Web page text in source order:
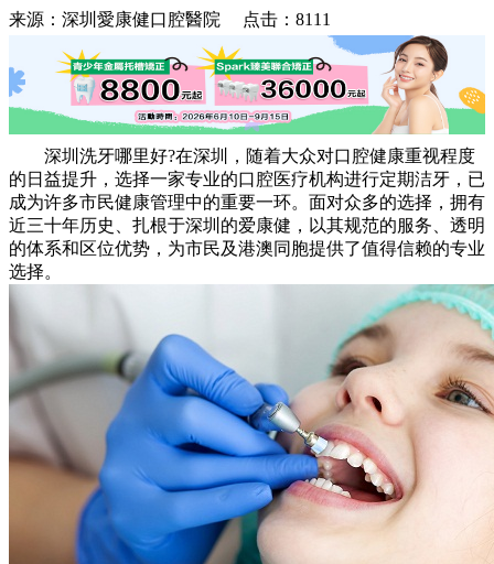
来源：深圳愛康健口腔醫院 点击：8111
深圳洗牙哪里好?在深圳，随着大众对口腔健康重视程度
的日益提升，选择一家专业的口腔医疗机构进行定期洁牙，已
成为许多市民健康管理中的重要一环。面对众多的选择，拥有
近三十年历史、扎根于深圳的爱康健，以其规范的服务、透明
的体系和区位优势，为市民及港澳同胞提供了值得信赖的专业
选择。